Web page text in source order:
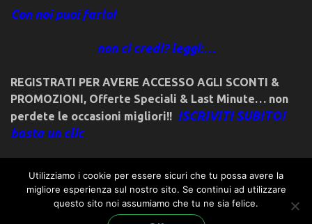
Con noi puoi farlo!
non ci credi? leggi:…
REGISTRATI PER AVERE ACCESSO AGLI SCONTI &
PROMOZIONI, Offerte Speciali & Last Minute… non
perdete le occasioni migliori!! ISCRIVITI SUBITO!
basta un clic
© 2018friulivg.it. -*- By ST.GEORGE.DRAGONSLAYER LLC -*-
admin@st-george-dragonslayer.com
Utilizziamo i cookie per essere sicuri che tu possa avere la
migliore esperienza sul nostro sito. Se continui ad utilizzare
questo sito noi assumiamo che tu ne sia felice.